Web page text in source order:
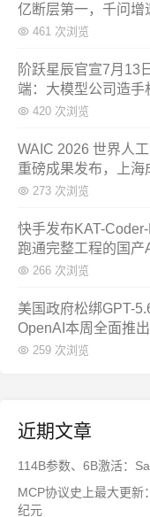
亿断层第一，千问增
461 次浏览
阶跃星辰官宣7月13
端：大模型公司造手
420 次浏览
WAIC 2026 世界人
重磅成果发布，上
273 次浏览
快手发布KAT-
跑通完整工程的国产
266 次浏览
美国政府松绑GPT-
OpenAI本周全面推出
259 次浏览
近期文章
114B参数、6B激活：
MCP协议史上最大更新
纪元